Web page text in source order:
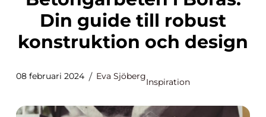
Din guide till robust
konstruktion och design
08 februari 2024 Eva Sjöberg
Inspiration